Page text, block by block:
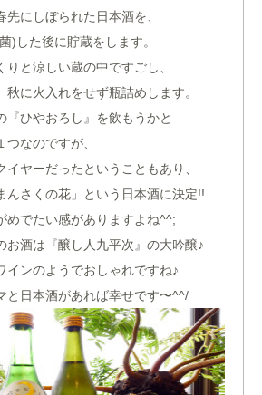
先にしぼられた日本酒を、
)した後に貯蔵をします。
と涼しい蔵の中ですごし、
に火入れをせず瓶詰めします。
『ひやおろし』を飲もうかと
なのですが、
ヤーだったということもあり、
んさくの花」という日本酒に決定!!
めでたい感がありますよね^^;
お酒は『醸し人九平次』の大吟醸♪
インのようでおしゃれですね♪
と日本酒があれば幸せです〜^^/